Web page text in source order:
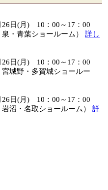
26日(月) 10：00～17：00
・青葉ショールーム）詳し
26日(月) 10：00～17：00
城野・多賀城ショールー
26日(月) 10：00～17：00
沼・名取ショールーム）詳